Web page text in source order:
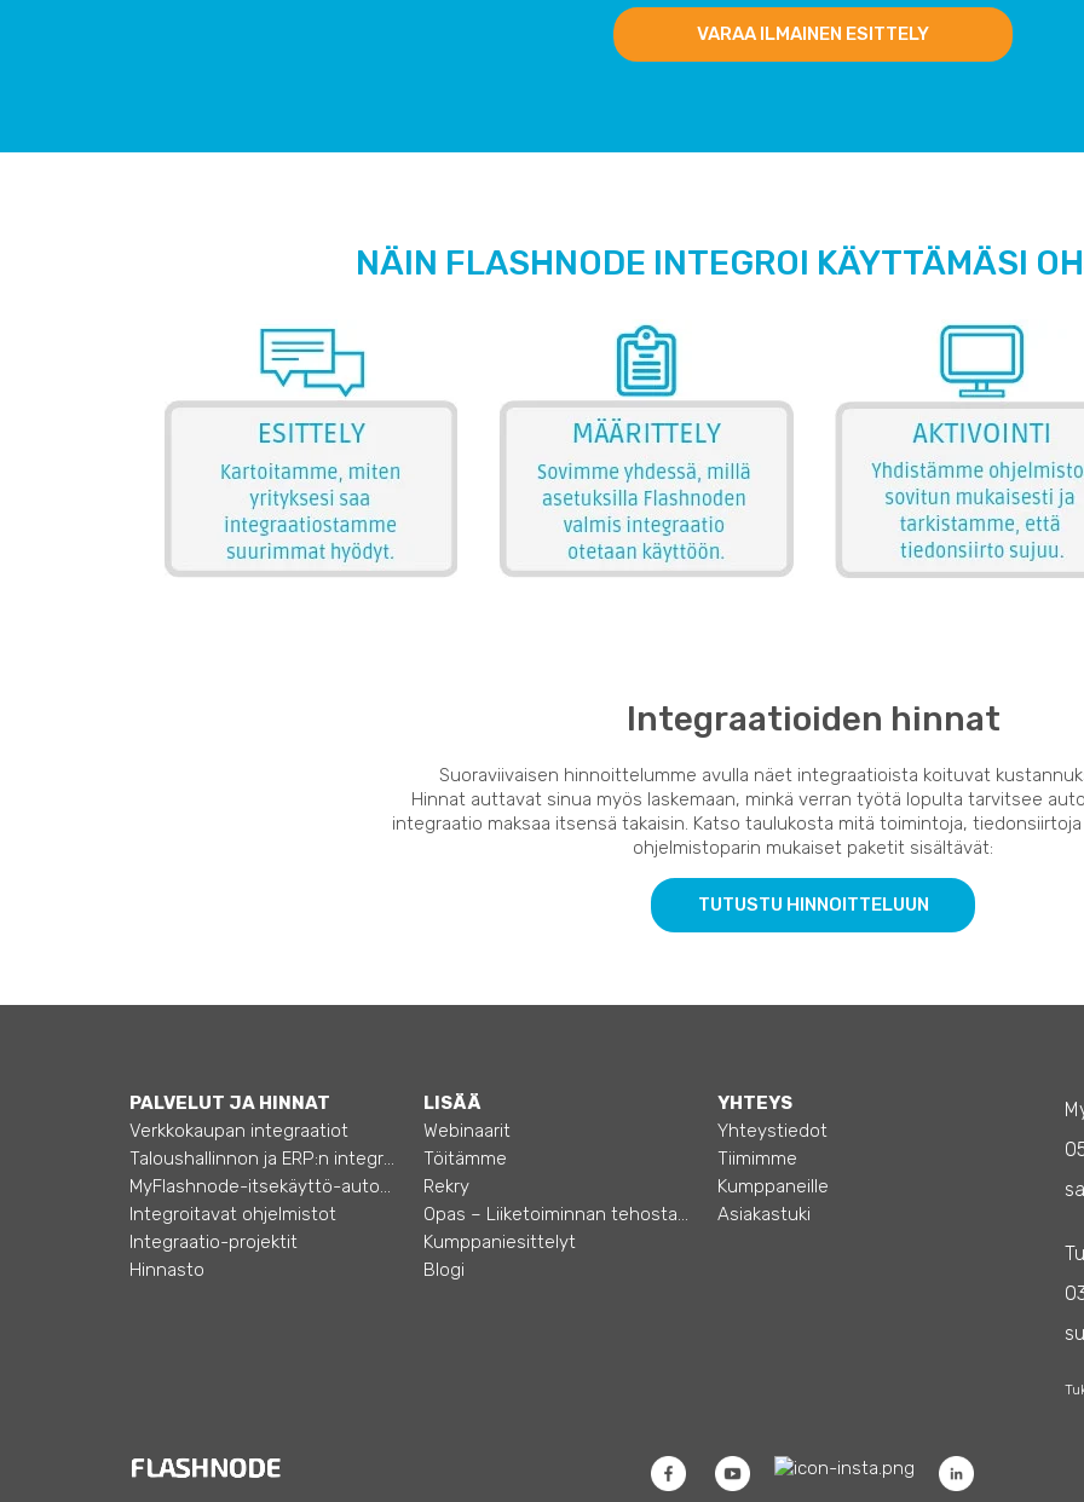
VARAA ILMAINEN ESITTELY
NÄIN FLASHNODE INTEGROI KÄYTTÄMÄSI
Integraatioiden hinnat
Suoraviivaisen hinnoittelumme avulla näet integraatioista koituvat
Hinnat auttavat sinua myös laskemaan, minkä verran työtä lopulta tarvitsee
integraatio maksaa itsensä takaisin. Katso taulukosta mitä toimintoja,
ohjelmistoparin mukaiset paketit sisältävät:
TUTUSTU HINNOITTELUUN
PALVELUT JA HINNAT
Verkkokaupan integraatiot
Taloushallinnon ja ERP:n integraatiot
MyFlashnode-itsekäyttö-automaatio
Integroitavat ohjelmistot
Integraatio-projektit
Hinnasto
LISÄÄ
Webinaarit
Töitämme
Rekry
Opas – Liiketoiminnan tehostamiseen
Kumppaniesittelyt
Blogi
YHTEYS
Yhteystiedot
Tiimimme
Kumppaneille
Asiakastuki